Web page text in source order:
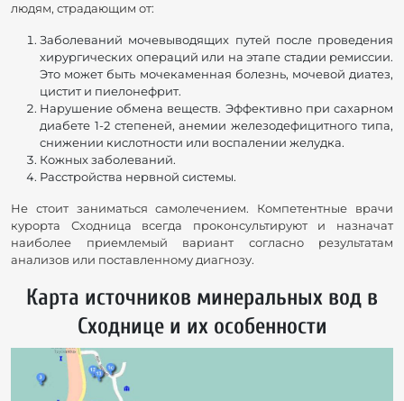
людям, страдающим от:
Заболеваний мочевыводящих путей после проведения
хирургических операций или на этапе стадии ремиссии.
Это может быть мочекаменная болезнь, мочевой диатез,
цистит и пиелонефрит.
Нарушение обмена веществ. Эффективно при сахарном
диабете 1-2 степеней, анемии железодефицитного типа,
снижении кислотности или воспалении желудка.
Кожных заболеваний.
Расстройства нервной системы.
Не стоит заниматься самолечением. Компетентные врачи
курорта Сходница всегда проконсультируют и назначат
наиболее приемлемый вариант согласно результатам
анализов или поставленному диагнозу.
Карта источников минеральных вод в
Сходнице и их особенности